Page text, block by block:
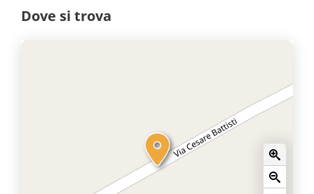
Dove si trova